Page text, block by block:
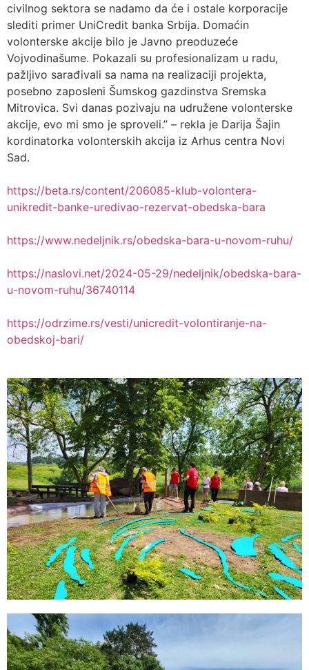
civilnog sektora se nadamo da će i ostale korporacije
slediti primer UniCredit banka Srbija. Domaćin
volonterske akcije bilo je Javno preoduzeće
Vojvodinašume. Pokazali su profesionalizam u radu,
pažljivo sarađivali sa nama na realizaciji projekta,
posebno zaposleni Šumskog gazdinstva Sremska
Mitrovica. Svi danas pozivaju na udružene volonterske
akcije, evo mi smo je sproveli.’’ – rekla je Darija Šajin
kordinatorka volonterskih akcija iz Arhus centra Novi
Sad.
https://beta.rs/content/206085-klub-volontera-
unikredit-banke-uredivao-rezervat-obedska-bara
https://www.nedeljnik.rs/obedska-bara-u-novom-ruhu/
https://naslovi.net/2024-05-29/nedeljnik/obedska-bara-
u-novom-ruhu/36740114
https://odrzime.rs/vesti/unicredit-volontiranje-na-
obedskoj-bari/